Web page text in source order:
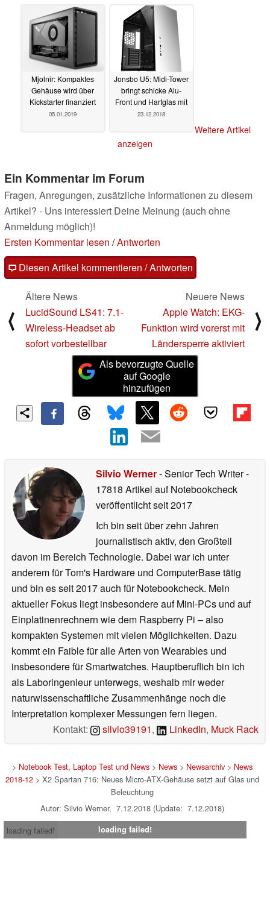
Mjolnir: Kompaktes
Gehäuse wird über
Kickstarter finanziert
05.01.2019
Jonsbo U5: Midi-Tower
bringt schicke Alu-
Front und Hartglas mit
23.12.2018
Weitere Artikel
anzeigen
Ein Kommentar im Forum
Fragen, Anregungen, zusätzliche Informationen zu diesem
Artikel? - Uns interessiert Deine Meinung (auch ohne
Anmeldung möglich)!
Ersten Kommentar lesen /Antworten
Diesen Artikel kommentieren / Antworten
⟨
Ältere News
LucidSound LS41: 7.1-
Wireless-Headset ab
sofort vorbestellbar
Neuere News
Apple Watch: EKG-
Funktion wird vorerst mit
Ländersperre aktiviert
⟩
Als bevorzugte Quelle
auf Google
hinzufügen
Silvio Werner- Senior Tech Writer-
17818 Artikel auf Notebookcheck
veröffentlichtseit 2017
Ich bin seit über zehn Jahren
journalistisch aktiv, den Großteil
davon im Bereich Technologie. Dabei war ich unter
anderem für Tom's Hardware und ComputerBase tätig
und bin es seit 2017 auch für Notebookcheck. Mein
aktueller Fokus liegt insbesondere auf Mini-PCs und auf
Einplatinenrechnern wie dem Raspberry Pi – also
kompakten Systemen mit vielen Möglichkeiten. Dazu
kommt ein Faible für alle Arten von Wearables und
insbesondere für Smartwatches. Hauptberuflich bin ich
als Laboringenieur unterwegs, weshalb mir weder
naturwissenschaftliche Zusammenhänge noch die
Interpretation komplexer Messungen fern liegen.
Kontakt:
silvio39191, LinkedIn, Muck Rack
> Notebook Test, Laptop Test und News> News> Newsarchiv> News
2018-12> X2 Spartan 716: Neues Micro-ATX-Gehäuse setzt auf Glas und
Beleuchtung
Autor: Silvio Werner, 7.12.2018 (Update: 7.12.2018)
loading failed!
loading failed!